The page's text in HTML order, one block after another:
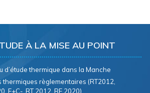
À LA MISE AU POINT
d’étude thermique dans la Manche
thermiques règlementaires (RT2012,
E+C-, RT 2012, RE 2020)